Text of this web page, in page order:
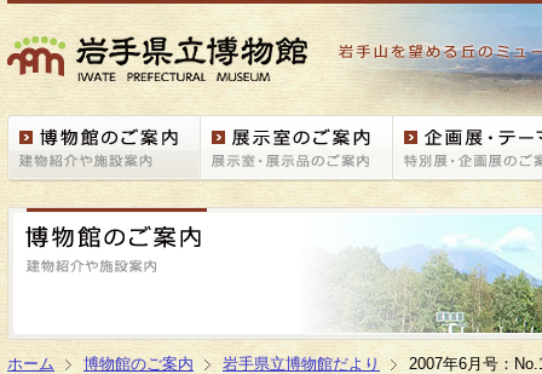
ホーム 博物館のご案内 岩手県立博物館だより 2007年6月号：